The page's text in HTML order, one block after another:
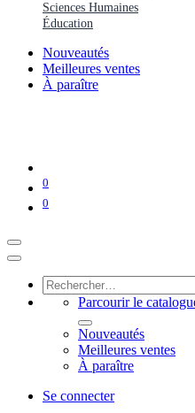
Sciences Humaines
Éducation
Nouveautés
Meilleures ventes
À paraître
0
0
Parcourir le
Nouveautés
Meilleures ventes
À paraître
Se connecter